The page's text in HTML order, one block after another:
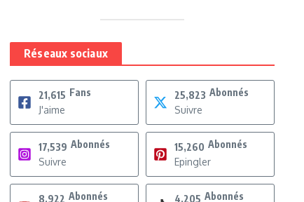
Réseaux sociaux
21,615 Fans
J'aime
25,823 Abonnés
Suivre
17,539 Abonnés
Suivre
15,260 Abonnés
Epingler
8,922 Abonnés 4,205 Abonnés